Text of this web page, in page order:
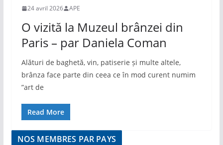
24 avril 2026 APE
O vizită la Muzeul brânzei din
Paris – par Daniela Coman
Alături de baghetă, vin, patiserie și multe altele,
brânza face parte din ceea ce în mod curent numim
”art de
Read More
NOS MEMBRES PAR PAYS